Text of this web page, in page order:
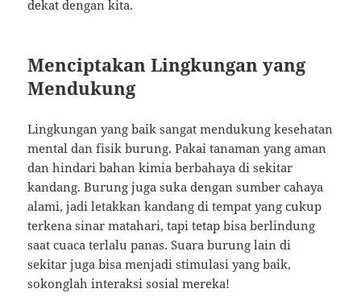
dekat dengan kita.
Menciptakan Lingkungan yang
Mendukung
Lingkungan yang baik sangat mendukung kesehatan
mental dan fisik burung. Pakai tanaman yang aman
dan hindari bahan kimia berbahaya di sekitar
kandang. Burung juga suka dengan sumber cahaya
alami, jadi letakkan kandang di tempat yang cukup
terkena sinar matahari, tapi tetap bisa berlindung
saat cuaca terlalu panas. Suara burung lain di
sekitar juga bisa menjadi stimulasi yang baik,
sokonglah interaksi sosial mereka!